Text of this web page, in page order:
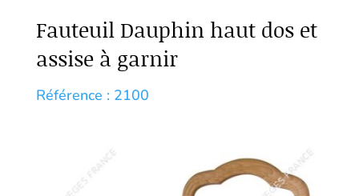
Fauteuil Dauphin haut dos et
assise à garnir
Référence : 2100